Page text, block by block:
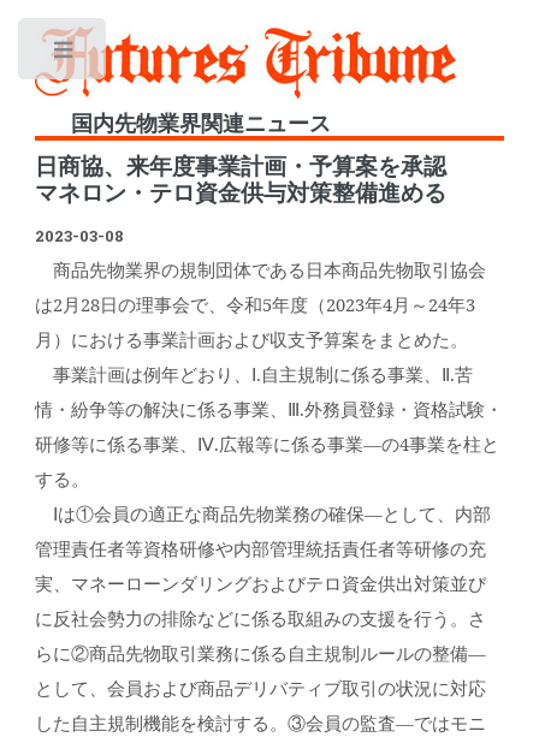
国内先物業界関連ニュース
日商協、来年度事業計画・予算案を承認
マネロン・テロ資金供与対策整備進める
2023-03-08
商品先物業界の規制団体である日本商品先物取引協会
は2月28日の理事会で、令和5年度（2023年4月～24年3
月）における事業計画および収支予算案をまとめた。
事業計画は例年どおり、Ⅰ.自主規制に係る事業、Ⅱ.苦
情・紛争等の解決に係る事業、Ⅲ.外務員登録・資格試験・
研修等に係る事業、Ⅳ.広報等に係る事業―の4事業を柱と
する。
Ⅰは①会員の適正な商品先物業務の確保―として、内部
管理責任者等資格研修や内部管理統括責任者等研修の充
実、マネーローンダリングおよびテロ資金供出対策並び
に反社会勢力の排除などに係る取組みの支援を行う。さ
らに②商品先物取引業務に係る自主規制ルールの整備―
として、会員および商品デリバティブ取引の状況に対応
した自主規制機能を検討する。③会員の監査―ではモニ
Toggle